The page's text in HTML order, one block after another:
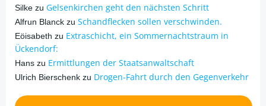
Silke zu Gelsenkirchen geht den nächsten Schritt
Alfrun Blanck zu Schandflecken sollen verschwinden.
Eöisabeth zu Extraschicht, ein Sommernachtstraum in
Ückendorf:
Hans zu Ermittlungen der Staatsanwaltschaft
Ulrich Bierschenk zu Drogen-Fahrt durch den Gegenverkehr